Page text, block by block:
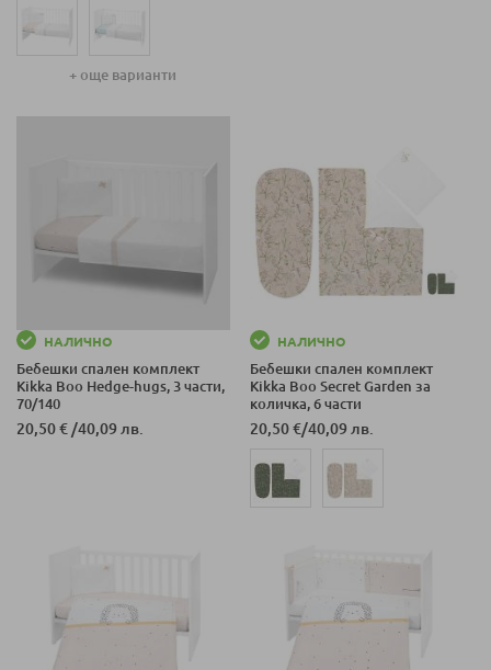
+ още варианти
НАЛИЧНО
Бебешки спален комплект
Kikka Boo Hedge-hugs, 3 части,
70/140
20,50 € /40,09 лв.
НАЛИЧНО
Бебешки спален комплект
Kikka Boo Secret Garden за
количка, 6 части
20,50 €/40,09 лв.